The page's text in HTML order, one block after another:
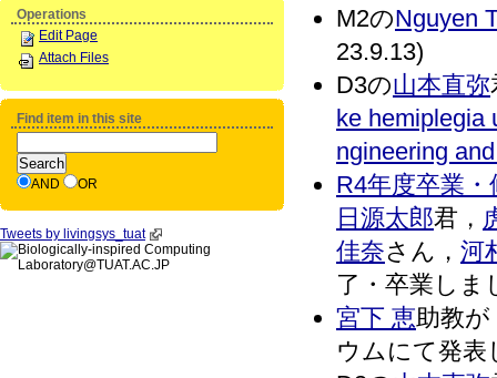
M2のNguyen
23.9.13)
D3の山本直弥
ke hemiplegia
ngineering
R4年度卒業
日源太郎君，
佳奈さん， 河
了・卒業しま
宮下 恵助教が
ウムにて発表
Operations
Edit Page
Attach Files
Find item in this site
AND OR
Tweets by livingsys_tuat